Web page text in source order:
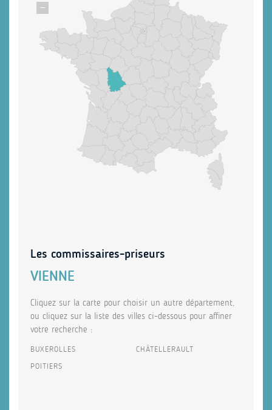
−
Les commissaires-priseurs
VIENNE
Cliquez sur la carte pour choisir un autre département,
ou cliquez sur la liste des villes ci-dessous pour affiner
votre recherche :
BUXEROLLES
CHÂTELLERAULT
POITIERS